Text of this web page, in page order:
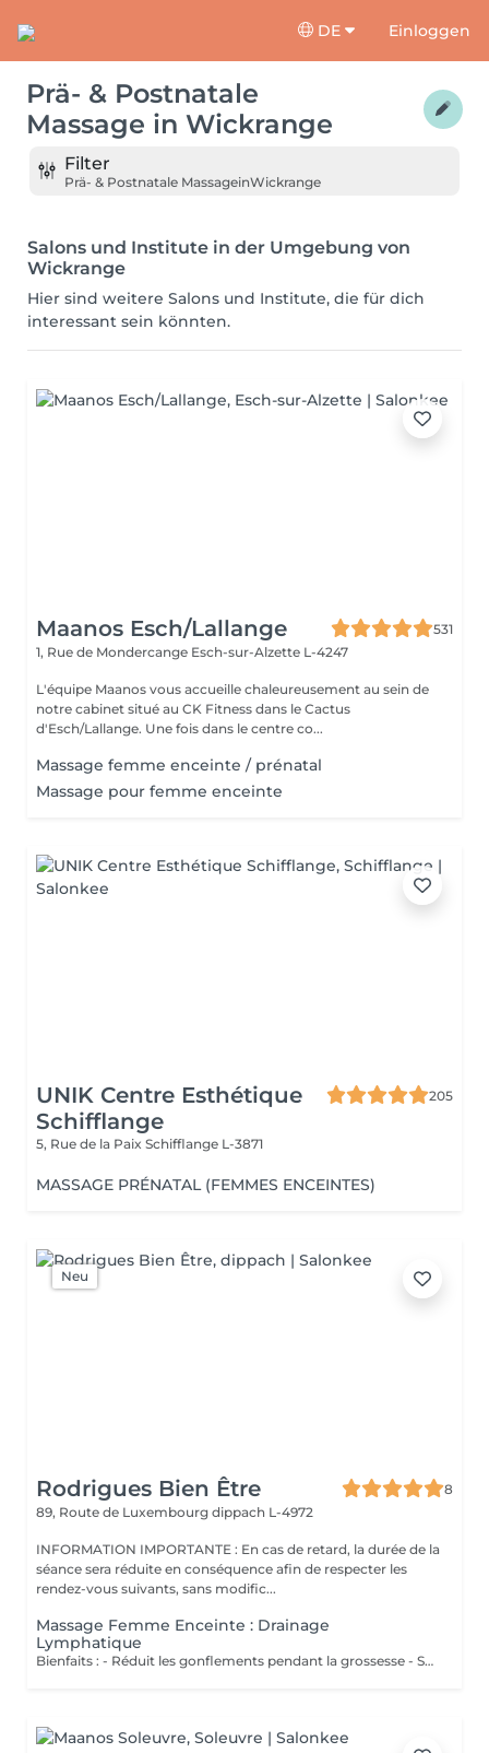
DE Einloggen
Prä- & Postnatale
Massage in Wickrange
Filter
Prä- & Postnatale MassageinWickrange
Salons und Institute in der Umgebung von
Wickrange
Hier sind weitere Salons und Institute, die für dich
interessant sein könnten.
Maanos Esch/Lallange
531
1, Rue de Mondercange Esch-sur-Alzette L-4247
L'équipe Maanos vous accueille chaleureusement au sein de
notre cabinet situé au CK Fitness dans le Cactus
d'Esch/Lallange. Une fois dans le centre co...
Massage femme enceinte / prénatal
Massage pour femme enceinte
UNIK Centre Esthétique
Schifflange
205
5, Rue de la Paix Schifflange L-3871
MASSAGE PRÉNATAL (FEMMES ENCEINTES)
Neu
Rodrigues Bien Être
8
89, Route de Luxembourg dippach L-4972
INFORMATION IMPORTANTE : En cas de retard, la durée de la
séance sera réduite en conséquence afin de respecter les
rendez-vous suivants, sans modific...
Massage Femme Enceinte : Drainage
Lymphatique
Bienfaits : - Réduit les gonflements pendant la grossesse - Soulage les jambes lourdes - Améliore la circulation - Procure confort et légèreté